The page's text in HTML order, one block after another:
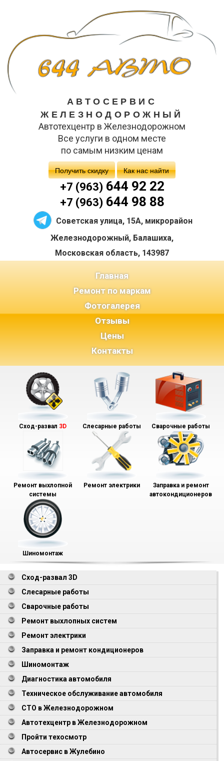
АВТОСЕРВИС
ЖЕЛЕЗНОДОРОЖНЫЙ
Автотехцентр в Железнодорожном
Все услуги в одном месте
по самым низким ценам
Получить скидку Как нас найти
+7 (963)644 92 22
+7 (963)644 98 88
Советская улица, 15А, микрорайон
Железнодорожный, Балашиха,
Московская область, 143987
Главная(current)
Ремонт по маркам
Фотогалерея
Отзывы
Цены
Контакты
Сход-развал 3D Слесарные работы Сварочные работы
Ремонт выхлопной
системы
Ремонт электрики
Заправка и ремонт
автокондиционеров
Шиномонтаж
Сход-развал 3D
Слесарные работы
Сварочные работы
Ремонт выхлопных систем
Ремонт электрики
Заправка и ремонт кондиционеров
Шиномонтаж
Диагностика автомобиля
Техническое обслуживание автомобиля
СТО в Железнодорожном
Автотехцентр в Железнодорожном
Пройти техосмотр
Автосервис в Жулебино